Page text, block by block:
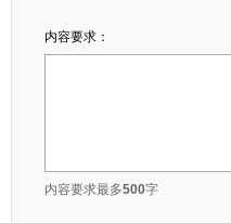
内容要求：
内容要求最多500字